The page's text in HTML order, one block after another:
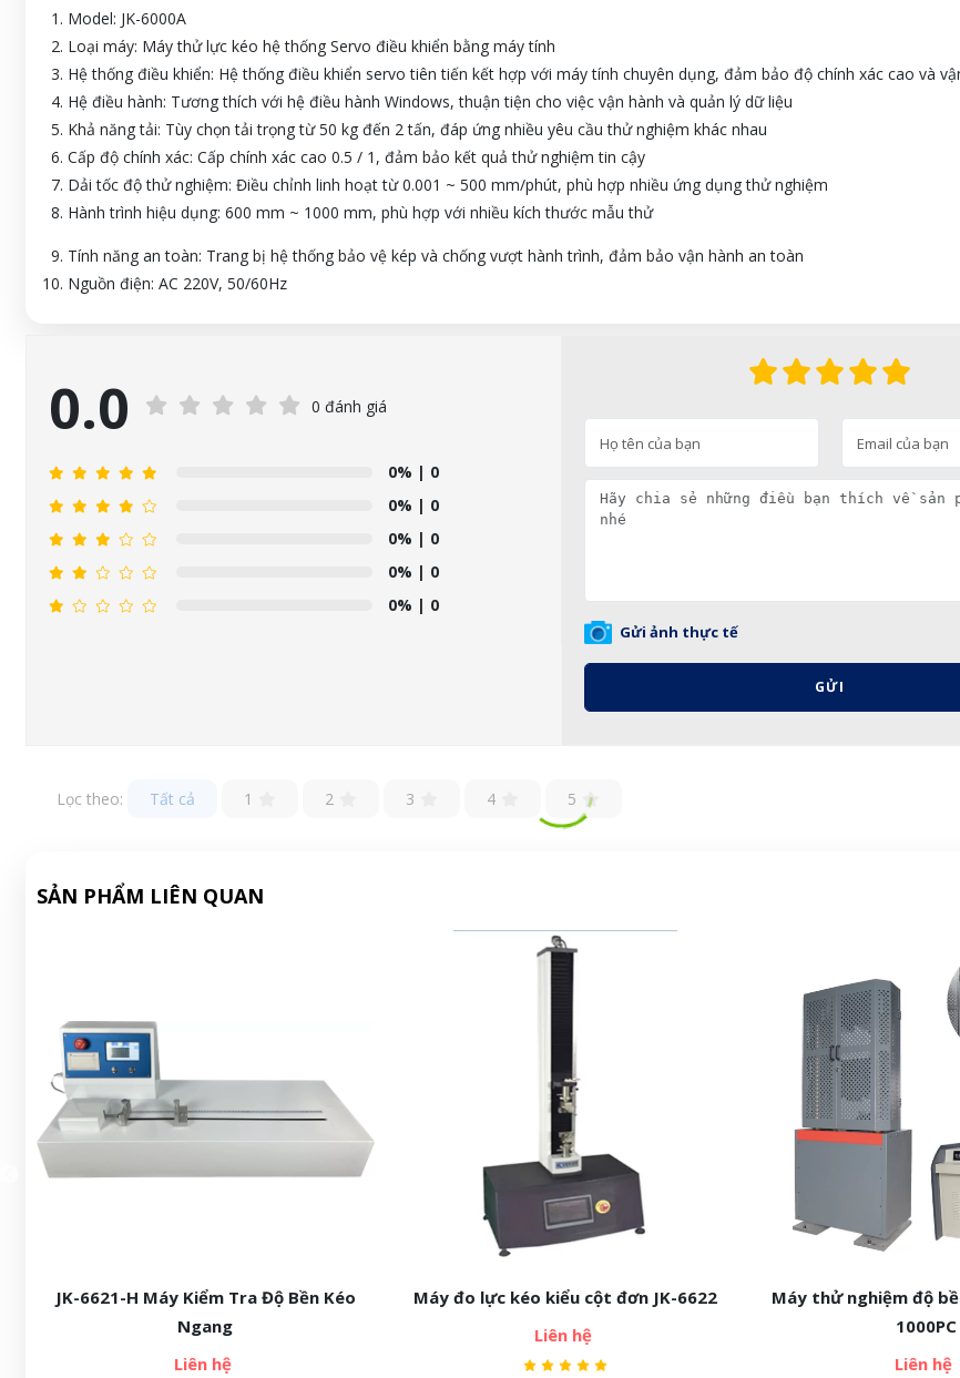
Model: JK-6000A
Loại máy: Máy thử lực kéo hệ thống Servo điều khiển bằng máy tính
Hệ thống điều khiển: Hệ thống điều khiển servo tiên tiến kết hợp với máy tính chuyên dụng, đảm bảo độ chính xác cao và
Hệ điều hành: Tương thích với hệ điều hành Windows, thuận tiện cho việc vận hành và quản lý dữ liệu
Khả năng tải: Tùy chọn tải trọng từ 50 kg đến 2 tấn, đáp ứng nhiều yêu cầu thử nghiệm khác nhau
Cấp độ chính xác: Cấp chính xác cao 0.5 / 1, đảm bảo kết quả thử nghiệm tin cậy
Dải tốc độ thử nghiệm: Điều chỉnh linh hoạt từ 0.001 ~ 500 mm/phút, phù hợp nhiều ứng dụng thử nghiệm
Hành trình hiệu dụng: 600 mm ~ 1000 mm, phù hợp với nhiều kích thước mẫu thử
Tính năng an toàn: Trang bị hệ thống bảo vệ kép và chống vượt hành trình, đảm bảo vận hành an toàn
Nguồn điện: AC 220V, 50/60Hz
0.0 0 đánh giá
0% | 0
0% | 0
0% | 0
0% | 0
0% | 0
Gửi ảnh thực tế
GỬI
Lọc theo: Tất cả 1 2 3 4 5
SẢN PHẨM LIÊN QUAN
JK-6621-H Máy Kiểm Tra Độ Bền Kéo
Ngang
Liên hệ
Máy đo lực kéo kiểu cột đơn JK-6622
Liên hệ
Máy thử nghiệm độ
1000PC
Liên hệ